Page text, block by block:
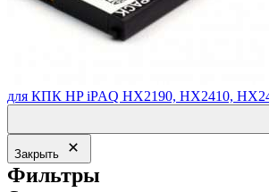
для КПК HP iPAQ HX2190, HX2410,
Закрыть
Фильтры